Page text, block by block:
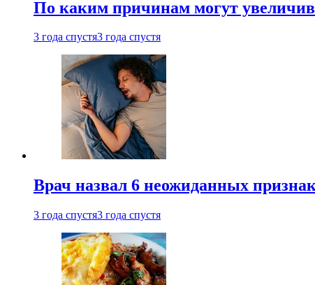
По каким причинам могут
3 года спустя3 года спустя
Врач назвал 6 неожиданных
3 года спустя3 года спустя